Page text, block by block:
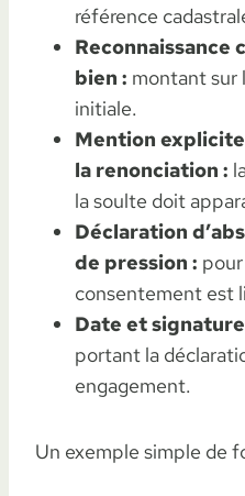
référence
Reconnaissance
bien : montant sur
initiale.
Mention
la renonciation :
la soulte doit
Déclaration
de pression :
consentement est
Date et
portant la
engagement.
Un exemple simple de